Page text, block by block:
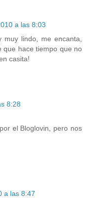
a las 8:03
lindo, me encanta,
que hace tiempo que no
casita!
8:28
el Bloglovin, pero nos
a las 8:47